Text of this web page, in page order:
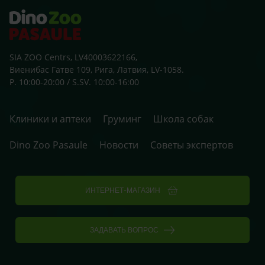
SIA ZOO Centrs, LV40003622166,
Виенибас Гатве 109, Рига, Латвия, LV-1058.
P. 10:00-20:00 / S.SV. 10:00-16:00
Клиники и аптеки Груминг
Школа собак
Dino Zoo Pasaule
Новости Советы экспертов
ИНТЕРНЕТ-МАГАЗИН
ЗАДАВАТЬ ВОПРОС